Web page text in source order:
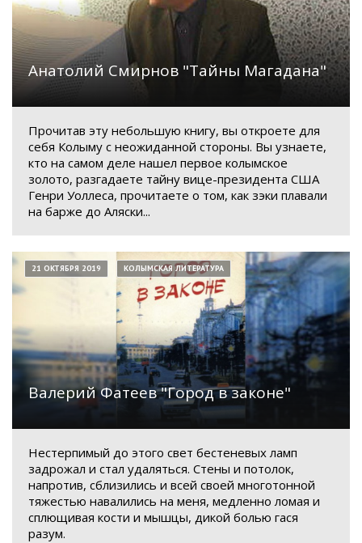
Анатолий Смирнов "Тайны Магадана"
Прочитав эту небольшую книгу, вы откроете для
себя Колыму с неожиданной стороны. Вы узнаете,
кто на самом деле нашел первое колымское
золото, разгадаете тайну вице-президента США
Генри Уоллеса, прочитаете о том, как зэки плавали
на барже до Аляски...
Валерий Фатеев "Город в законе"
21 ОКТЯБРЯ 2019 КОЛЫМСКАЯ ЛИТЕРАТУРА
Нестерпимый до этого свет бестеневых ламп
задрожал и стал удаляться. Стены и потолок,
напротив, сблизились и всей своей многотонной
тяжестью навалились на меня, медленно ломая и
сплющивая кости и мышцы, дикой болью гася
разум.